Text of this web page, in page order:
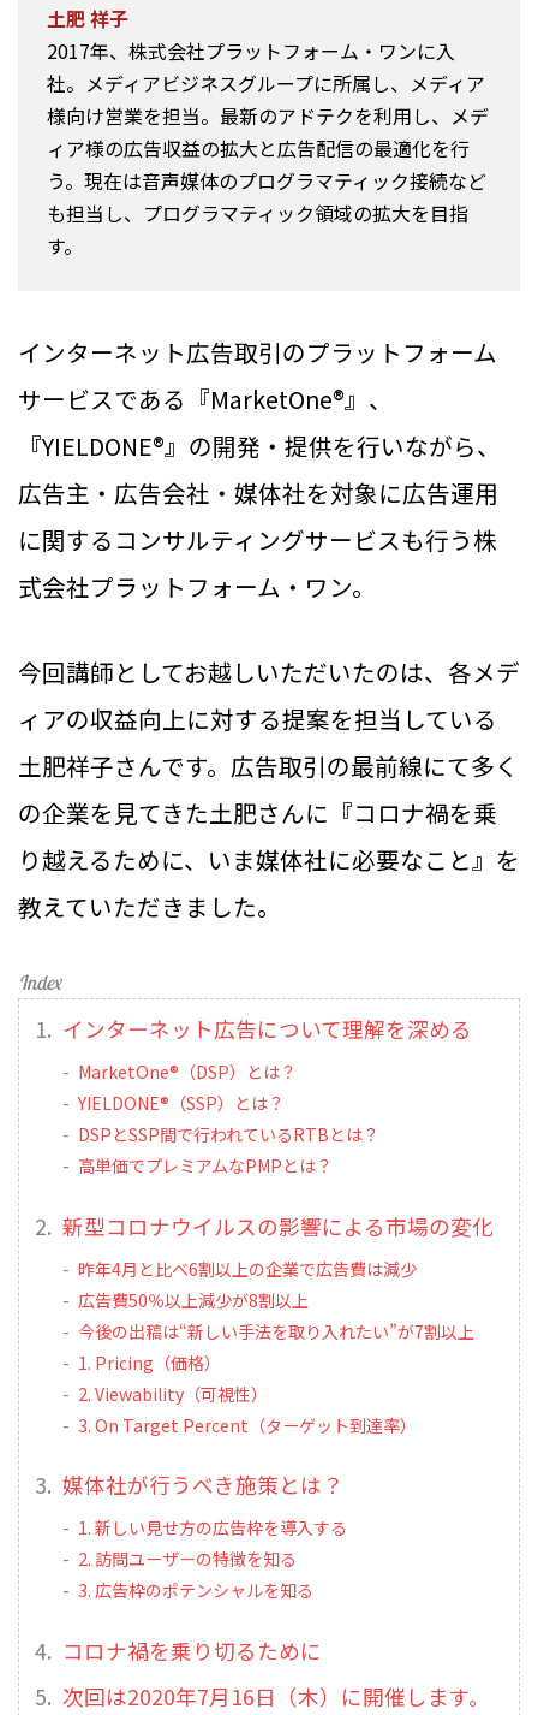
土肥 祥子
2017年、株式会社プラットフォーム・ワンに入
社。メディアビジネスグループに所属し、メディア
様向け営業を担当。最新のアドテクを利用し、メデ
ィア様の広告収益の拡大と広告配信の最適化を行
う。現在は音声媒体のプログラマティック接続など
も担当し、プログラマティック領域の拡大を目指
す。
インターネット広告取引のプラットフォーム
サービスである『MarketOne®』、
『YIELDONE®』の開発・提供を行いながら、
広告主・広告会社・媒体社を対象に広告運用
に関するコンサルティングサービスも行う株
式会社プラットフォーム・ワン。
今回講師としてお越しいただいたのは、各メデ
ィアの収益向上に対する提案を担当している
土肥祥子さんです。広告取引の最前線にて多く
の企業を見てきた土肥さんに『コロナ禍を乗
り越えるために、いま媒体社に必要なこと』を
教えていただきました。
インターネット広告について理解を深める
MarketOne®（DSP）とは？
YIELDONE®（SSP）とは？
DSPとSSP間で行われているRTBとは？
高単価でプレミアムなPMPとは？
新型コロナウイルスの影響による市場の変化
昨年4月と比べ6割以上の企業で広告費は減少
広告費50％以上減少が8割以上
今後の出稿は“新しい手法を取り入れたい”が7割以上
1. Pricing（価格）
2. Viewability（可視性）
3. On Target Percent（ターゲット到達率）
媒体社が行うべき施策とは？
1. 新しい見せ方の広告枠を導入する
2. 訪問ユーザーの特徴を知る
3. 広告枠のポテンシャルを知る
コロナ禍を乗り切るために
次回は2020年7月16日（木）に開催します。